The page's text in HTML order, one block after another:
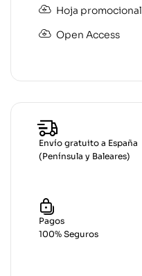
Hoja promocional
Open Access
Envío gratuito a España
(Península y Baleares)
Pagos
100% Seguros